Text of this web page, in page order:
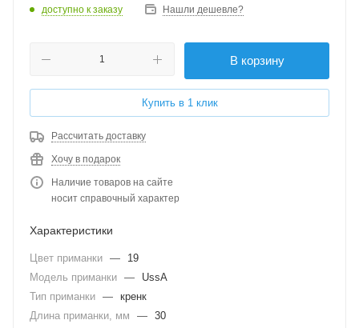
доступно к заказу Нашли дешевле?
В корзину
Купить в 1 клик
Рассчитать доставку
Хочу в подарок
Наличие товаров на сайте
носит справочный характер
Характеристики
Цвет приманки —
19
Модель приманки —
UssA
Тип приманки — кренк
Длина приманки, мм
— 30